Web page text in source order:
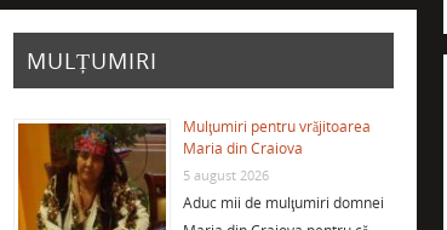
MULȚUMIRI
Mulţumiri pentru vrăjitoarea
Maria din Craiova
5 august 2026
Aduc mii de mulţumiri domnei